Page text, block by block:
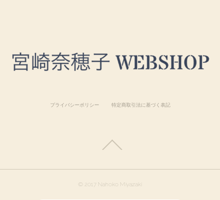
プライバシーポリシー 特定商取引法に基づく表記
© 2017 Nahoko Miyazaki